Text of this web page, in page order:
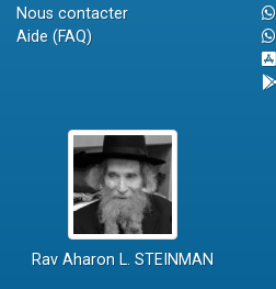
Nous contacter
Aide (FAQ)
Rav Aharon L. STEINMAN